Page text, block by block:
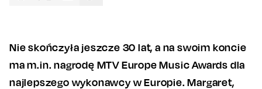
Nie skończyła jeszcze 30 lat, a na swoim koncie
ma m.in. nagrodę MTV Europe Music Awards dla
najlepszego wykonawcy w Europie. Margaret,